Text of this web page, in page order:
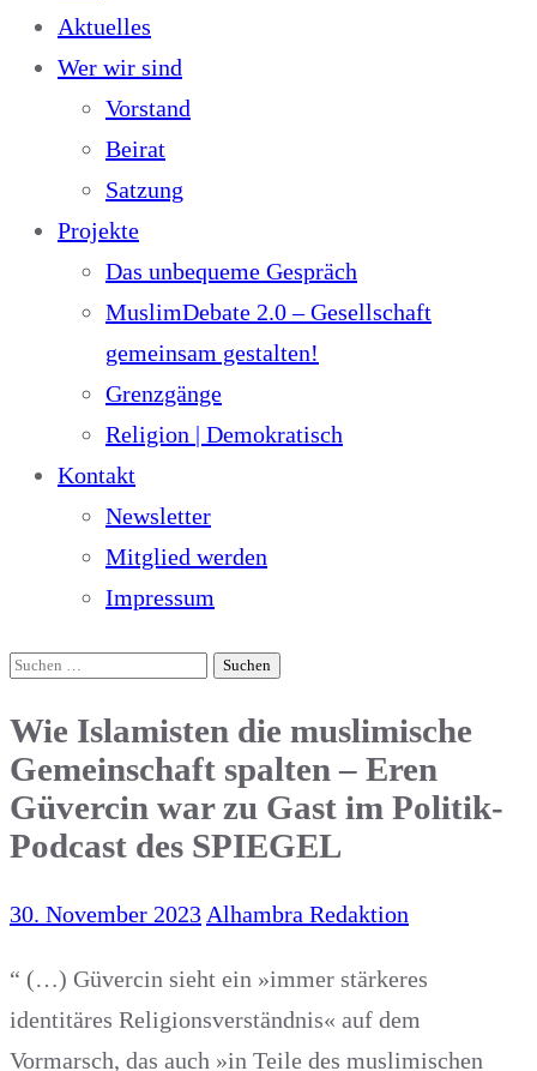
Aktuelles
Wer wir sind
Vorstand
Beirat
Satzung
Projekte
Das unbequeme Gespräch
MuslimDebate 2.0 – Gesellschaft
gemeinsam gestalten!
Grenzgänge
Religion | Demokratisch
Kontakt
Newsletter
Mitglied werden
Impressum
Suchen
Wie Islamisten die muslimische
Gemeinschaft spalten – Eren
Güvercin war zu Gast im Politik-
Podcast des SPIEGEL
30. November 2023 Alhambra Redaktion
“ (…) Güvercin sieht ein »immer stärkeres
identitäres Religionsverständnis« auf dem
Vormarsch, das auch »in Teile des muslimischen